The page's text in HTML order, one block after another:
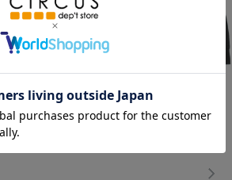
ホワイト ブラック